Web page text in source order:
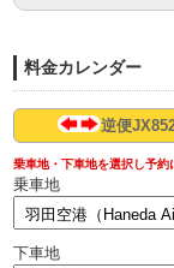
料金カレンダー
逆便
乗車地・下車地を選択し予約
乗車地
下車地